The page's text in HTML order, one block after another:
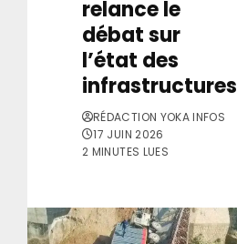
relance le
débat sur
l’état des
infrastructures
RÉDACTION YOKA INFOS
17 JUIN 2026
2 MINUTES LUES